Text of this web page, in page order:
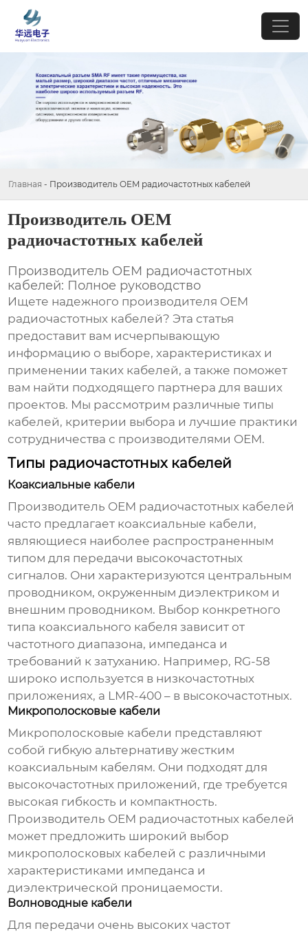
Главная - Производитель OEM радиочастотных кабелей
Производитель OEM
радиочастотных кабелей
Производитель OEM радиочастотных
кабелей: Полное руководство
Ищете надежного производителя OEM
радиочастотных кабелей? Эта статья
предоставит вам исчерпывающую
информацию о выборе, характеристиках и
применении таких кабелей, а также поможет
вам найти подходящего партнера для ваших
проектов. Мы рассмотрим различные типы
кабелей, критерии выбора и лучшие практики
сотрудничества с производителями OEM.
Типы радиочастотных кабелей
Коаксиальные кабели
Производитель OEM радиочастотных кабелей
часто предлагает коаксиальные кабели,
являющиеся наиболее распространенным
типом для передачи высокочастотных
сигналов. Они характеризуются центральным
проводником, окруженным диэлектриком и
внешним проводником. Выбор конкретного
типа коаксиального кабеля зависит от
частотного диапазона, импеданса и
требований к затуханию. Например, RG-58
широко используется в низкочастотных
приложениях, а LMR-400 – в высокочастотных.
Микрополосковые кабели
Микрополосковые кабели представляют
собой гибкую альтернативу жестким
коаксиальным кабелям. Они подходят для
высокочастотных приложений, где требуется
высокая гибкость и компактность.
Производитель OEM радиочастотных кабелей
может предложить широкий выбор
микрополосковых кабелей с различными
характеристиками импеданса и
диэлектрической проницаемости.
Волноводные кабели
Для передачи очень высоких частот